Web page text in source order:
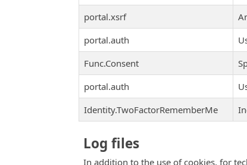
portal.xsrf
portal.auth
Func.Consent
portal.auth
Identity.TwoFactorRememberMe
Log files
In addition to the use of cookies, for